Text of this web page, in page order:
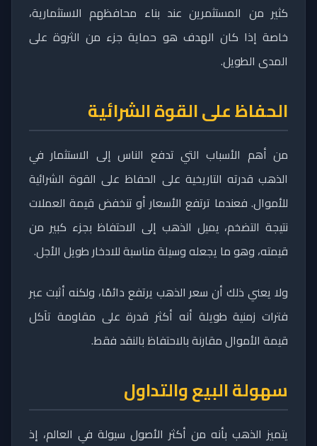
كثير من المستثمرين عند بناء محافظهم الاستثمارية،
خاصة إذا كان الهدف هو حماية جزء من الثروة على
المدى الطويل.
الحفاظ على القوة الشرائية
من أهم الأسباب التي تدفع الناس إلى الاستثمار في
الذهب قدرته التاريخية على الحفاظ على القوة الشرائية
للأموال. فعندما ترتفع الأسعار أو تنخفض قيمة العملات
نتيجة التضخم، يميل الذهب إلى الاحتفاظ بجزء كبير من
قيمته، وهو ما يجعله وسيلة مناسبة للادخار طويل الأجل.
ولا يعني ذلك أن سعر الذهب يرتفع دائمًا، ولكنه أثبت عبر
فترات زمنية طويلة أنه أكثر قدرة على مقاومة تآكل
قيمة الأموال مقارنة بالاحتفاظ بالنقد فقط.
سهولة البيع والتداول
يتميز الذهب بأنه من أكثر الأصول سيولة في العالم، إذ